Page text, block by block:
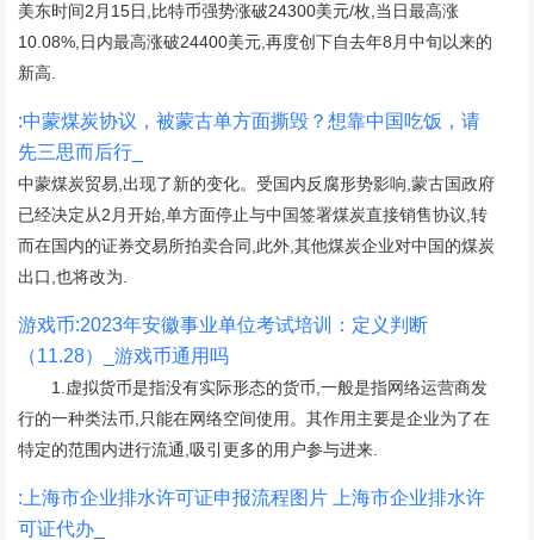
美东时间2月15日,比特币强势涨破24300美元/枚,当日最高涨
10.08%,日内最高涨破24400美元,再度创下自去年8月中旬以来的
新高.
:中蒙煤炭协议，被蒙古单方面撕毁？想靠中国吃饭，请
先三思而后行_
中蒙煤炭贸易,出现了新的变化。受国内反腐形势影响,蒙古国政府
已经决定从2月开始,单方面停止与中国签署煤炭直接销售协议,转
而在国内的证券交易所拍卖合同,此外,其他煤炭企业对中国的煤炭
出口,也将改为.
游戏币:2023年安徽事业单位考试培训：定义判断
（11.28）_游戏币通用吗
1.虚拟货币是指没有实际形态的货币,一般是指网络运营商发
行的一种类法币,只能在网络空间使用。其作用主要是企业为了在
特定的范围内进行流通,吸引更多的用户参与进来.
:上海市企业排水许可证申报流程图片 上海市企业排水许
可证代办_